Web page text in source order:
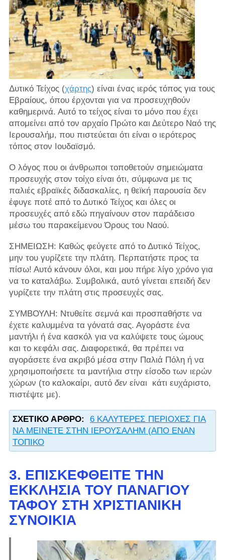
Δυτικό Τείχος (χάρτης) είναι ένας ιερός τόπος για τους
Εβραίους, όπου έρχονται για να προσευχηθούν
καθημερινά. Αυτό το τείχος είναι το μόνο που έχει
απομείνει από τον αρχαίο Πρώτο και Δεύτερο Ναό της
Ιερουσαλήμ, που πιστεύεται ότι είναι ο ιερότερος
τόπος στον Ιουδαϊσμό.
Ο λόγος που οι άνθρωποι τοποθετούν σημειώματα
προσευχής στον τοίχο είναι ότι, σύμφωνα με τις
παλιές εβραϊκές διδασκαλίες, η θεϊκή παρουσία δεν
έφυγε ποτέ από το Δυτικό Τείχος και όλες οι
προσευχές από εδώ πηγαίνουν στον παράδεισο
μέσω του παρακείμενου Όρους του Ναού.
ΣΗΜΕΙΩΣΗ: Καθώς φεύγετε από το Δυτικό Τείχος,
μην του γυρίζετε την πλάτη. Περπατήστε προς τα
πίσω! Αυτό κάνουν όλοι, και μου πήρε λίγο χρόνο για
να το καταλάβω. Συμβολικά, αυτό γίνεται επειδή δεν
γυρίζετε την πλάτη στις προσευχές σας.
ΣΥΜΒΟΥΛΗ: Ντυθείτε σεμνά και προσπαθήστε να
έχετε καλυμμένα τα γόνατά σας. Αγοράστε ένα
μαντήλι ή ένα κασκόλ για να καλύψετε τους ώμους
και το κεφάλι σας. Διαφορετικά, θα πρέπει να
αγοράσετε ένα ακριβό μέσα στην Παλιά Πόλη ή να
χρησιμοποιήσετε τα μαντήλια στην είσοδο των ιερών
χώρων (το καλοκαίρι, αυτό δενείναι κάτι ευχάριστο,
πιστέψτε με).
ΣΧΕΤΙΚΌ ΆΡΘΡΟ:
6 ΚΑΛΥΤΕΡΕΣ ΠΕΡΙΟΧΕΣ ΓΙΑ
ΝΑ ΜΕΙΝΕΤΕ ΣΤΗΝ ΙΕΡΟΥΣΑΛΗΜ (ΑΠΟ ΕΝΑΝ
ΤΟΠΙΚΟ
3. ΕΠΙΣΚΕΦΘΕΊΤΕ ΤΗΝ
ΕΚΚΛΗΣΊΑ ΤΟΥ ΠΑΝΑΓΊΟΥ
ΤΆΦΟΥ ΣΤΗ ΧΡΙΣΤΙΑΝΙΚΉ
ΣΥΝΟΙΚΊΑ